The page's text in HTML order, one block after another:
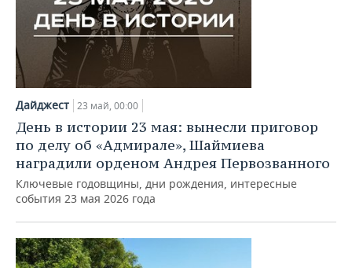
Дайджест 23 май, 00:00
День в истории 23 мая: вынесли приговор
по делу об «Адмирале», Шаймиева
наградили орденом Андрея Первозванного
Ключевые годовщины, дни рождения, интересные
события 23 мая 2026 года